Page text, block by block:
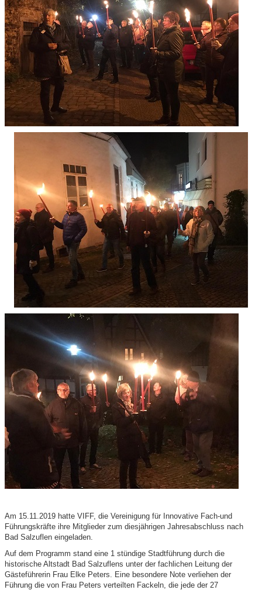
Am 15.11.2019 hatte VIFF, die Vereinigung für Innovative Fach-und
Führungskräfte ihre Mitglieder zum diesjährigen Jahresabschluss nach
Bad Salzuflen eingeladen.
Auf dem Programm stand eine 1 stündige Stadtführung durch die
historische Altstadt Bad Salzuflens unter der fachlichen Leitung der
Gästeführerin Frau Elke Peters. Eine besondere Note verliehen der
Führung die von Frau Peters verteilten Fackeln, die jede der 27